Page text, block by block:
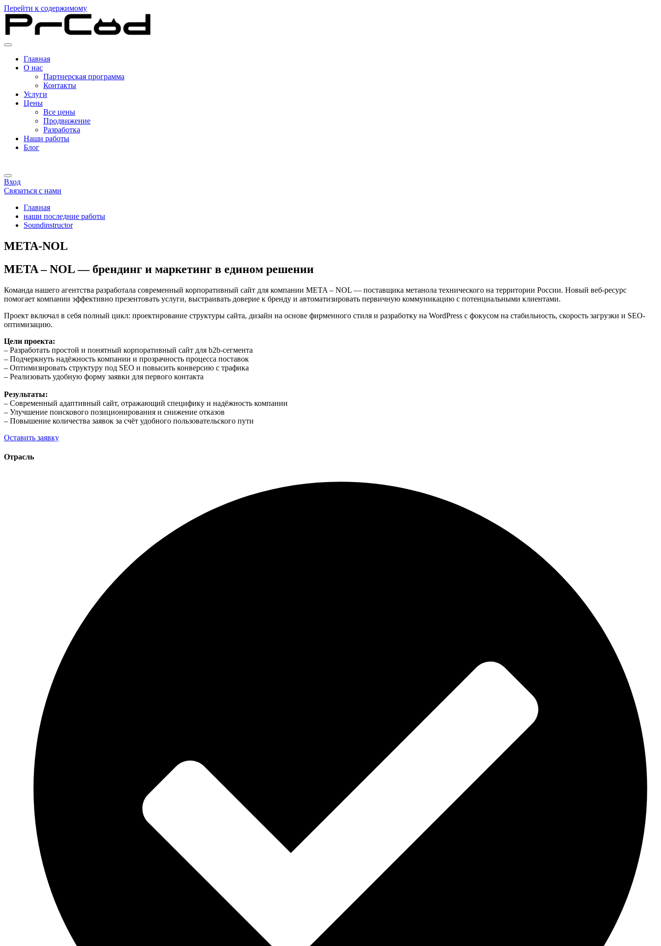
Перейти к содержимому
Главная
О нас
Партнерская программа
Контакты
Услуги
Цены
Все цены
Продвижение
Разработка
Наши работы
Блог
Вход
Связаться с нами
Главная
наши последние работы
Soundinstructor
META-NOL
META – NOL — брендинг и маркетинг в едином решении
Команда нашего агентства разработала современный корпоративный сайт для компании META – NOL — поставщика метанола технического на территории России. Новый веб-ресурс
помогает компании эффективно презентовать услуги, выстраивать доверие к бренду и автоматизировать первичную коммуникацию с потенциальными клиентами.
Проект включал в себя полный цикл: проектирование структуры сайта, дизайн на основе фирменного стиля и разработку на WordPress с фокусом на стабильность, скорость загрузки и SEO-
оптимизацию.
Цели проекта:
– Разработать простой и понятный корпоративный сайт для b2b-сегмента
– Подчеркнуть надёжность компании и прозрачность процесса поставок
– Оптимизировать структуру под SEO и повысить конверсию с трафика
– Реализовать удобную форму заявки для первого контакта
Результаты:
– Современный адаптивный сайт, отражающий специфику и надёжность компании
– Улучшение поискового позиционирования и снижение отказов
– Повышение количества заявок за счёт удобного пользовательского пути
Оставить заявку
Отрасль